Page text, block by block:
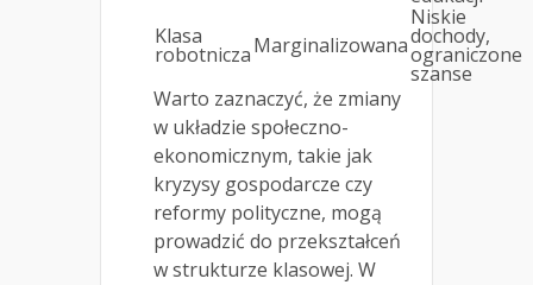
Klasa
robotniczaMarginalizowana
Niskie
dochody,
ograniczone
szanse
Warto zaznaczyć, że zmiany
w układzie społeczno-
ekonomicznym, takie jak
kryzysy gospodarcze czy
reformy polityczne, mogą
prowadzić do przekształceń
w strukturze klasowej. W